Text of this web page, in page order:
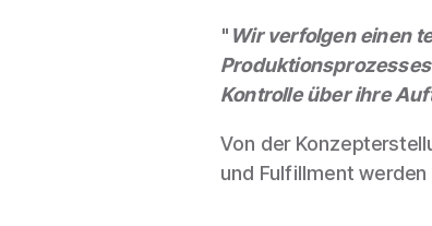
" Wir verfolgen einen
Kontrolle über ihre
Von der
und Fulfillment